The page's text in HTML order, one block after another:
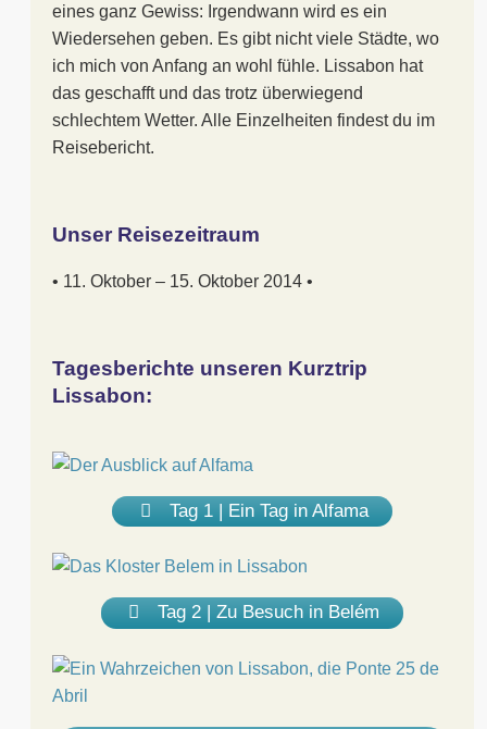
eines ganz Gewiss: Irgendwann wird es ein
Wiedersehen geben. Es gibt nicht viele Städte, wo
ich mich von Anfang an wohl fühle. Lissabon hat
das geschafft und das trotz überwiegend
schlechtem Wetter. Alle Einzelheiten findest du im
Reisebericht.
Unser Reisezeitraum
• 11. Oktober – 15. Oktober 2014 •
Tagesberichte unseren Kurztrip
Lissabon:
Tag 1 | Ein Tag in Alfama
Tag 2 | Zu Besuch in Belém